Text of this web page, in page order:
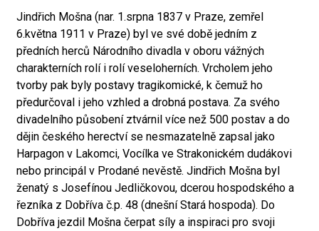
Jindřich Mošna (nar. 1.srpna 1837 v Praze, zemřel
6.května 1911 v Praze) byl ve své době jedním z
předních herců Národního divadla v oboru vážných
charakterních rolí i rolí veseloherních. Vrcholem jeho
tvorby pak byly postavy tragikomické, k čemuž ho
předurčoval i jeho vzhled a drobná postava. Za svého
divadelního působení ztvárnil více než 500 postav a do
dějin českého herectví se nesmazatelně zapsal jako
Harpagon v Lakomci, Vocílka ve Strakonickém dudákovi
nebo principál v Prodané nevěstě. Jindřich Mošna byl
ženatý s Josefínou Jedličkovou, dcerou hospodského a
řezníka z Dobříva č.p. 48 (dnešní Stará hospoda). Do
Dobříva jezdil Mošna čerpat síly a inspiraci pro svoji